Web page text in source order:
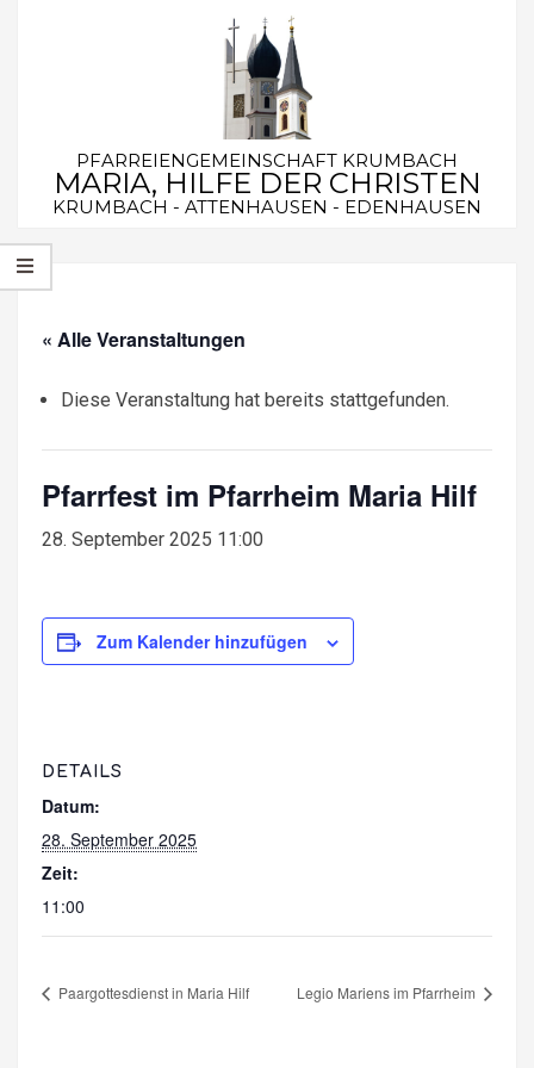
PFARREIENGEMEINSCHAFT KRUMBACH
MARIA, HILFE DER CHRISTEN
KRUMBACH - ATTENHAUSEN - EDENHAUSEN
Secondary
Navigation
« Alle Veranstaltungen
Diese Veranstaltung hat bereits stattgefunden.
Pfarrfest im Pfarrheim Maria Hilf
28. September 2025 11:00
Zum Kalender hinzufügen
DETAILS
Datum:
28. September 2025
Zeit:
11:00
Paargottesdienst in Maria Hilf Legio Mariens im Pfarrheim